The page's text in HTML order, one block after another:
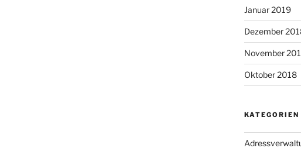
Januar 2019
Dezember
November
Oktober 2018
KATEGORIEN